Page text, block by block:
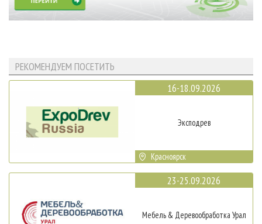
РЕКОМЕНДУЕМ ПОСЕТИТЬ
16-18.09.2026
Эксподрев
Красноярск
23-25.09.2026
Мебель & Деревообработка Урал